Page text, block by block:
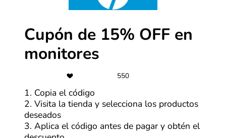
cada uno y selecciona “Ver oferta” en la que te parezca
2. Conoce los detalles y visita la tienda
Cupón de 15% OFF en
monitores
550
1. Copia el código
2. Visita la tienda y selecciona los productos
deseados
3. Aplica el código antes de pagar y obtén el